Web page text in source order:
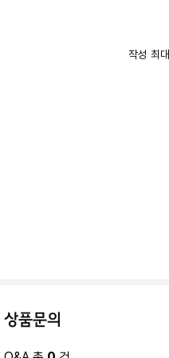
작성 최대
상품문의